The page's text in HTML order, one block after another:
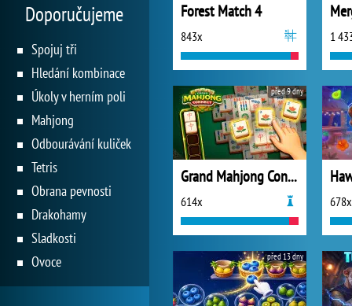
Forest Match 4
843x 1
Grand Mahjong Connect
614x
před 9 dny
678x
před 13 dny
Doporučujeme
Spojuj tři
Hledání kombinace
Úkoly v herním poli
Mahjong
Odbourávání kuliček
Tetris
Obrana pevnosti
Drakohamy
Sladkosti
Ovoce